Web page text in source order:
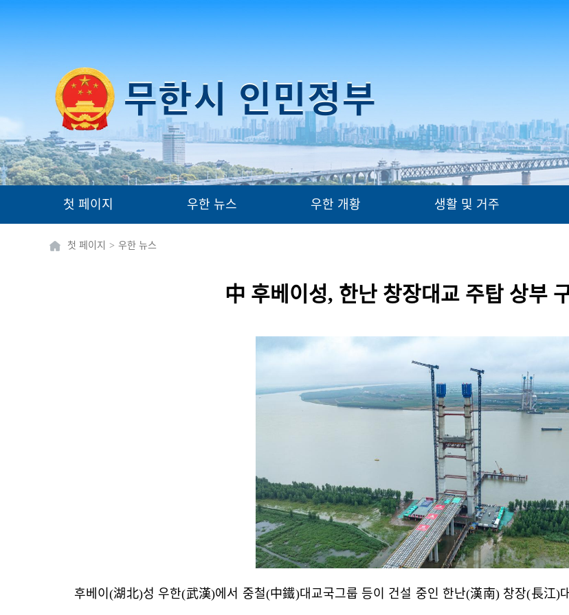
첫 페이지 우한 뉴스 우한 개황 생활 및 거주
첫 페이지 > 우한 뉴스
中 후베이성, 한난 창장대교 주탑 상부
후베이(湖北)성 우한(武漢)에서 중철(中鐵)대교국그룹 등이 건설 중인 한난(漢南) 창장(長江)